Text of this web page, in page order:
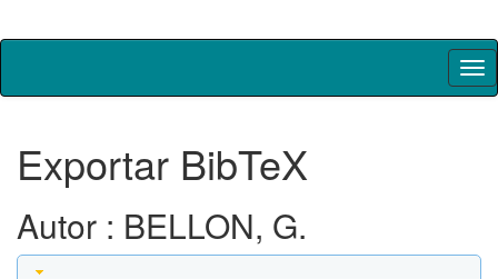
Skip
Exportar BibTeX
Autor : BELLON, G.